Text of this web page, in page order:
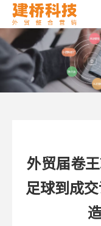
外贸届卷
足球到成